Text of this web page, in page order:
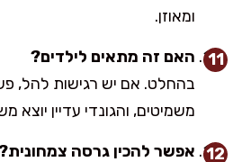
ומאוזן.
האם זה מתאים לילדים?
בהחלט. אם יש רגישות להל,
משמיטים, והגונדי עדיין יוצא
אפשר להכין גרסה